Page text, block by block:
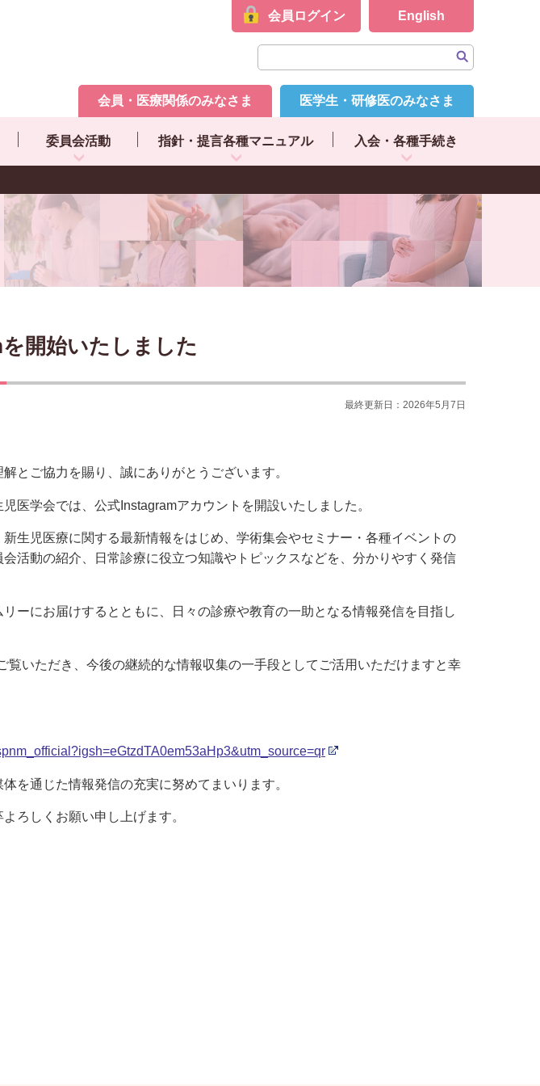
会員ログイン English
会員・医療関係のみなさま 医学生・研修医のみなさま
委員会活動 指針・提言各種マニュアル 入会・各種手続き
開始いたしました
最終更新日：2026年5月7日
とご協力を賜り、誠にありがとうございます。
医学会では、公式Instagramアカウントを開設いたしました。
生児医療に関する最新情報をはじめ、学術集会やセミナー・各種イベントの
活動の紹介、日常診療に役立つ知識やトピックスなどを、分かりやすく発信
ーにお届けするとともに、日々の診療や教育の一助となる情報発信を目指し
覧いただき、今後の継続的な情報収集の一手段としてご活用いただけますと幸
を通じた情報発信の充実に努めてまいります。
ろしくお願い申し上げます。